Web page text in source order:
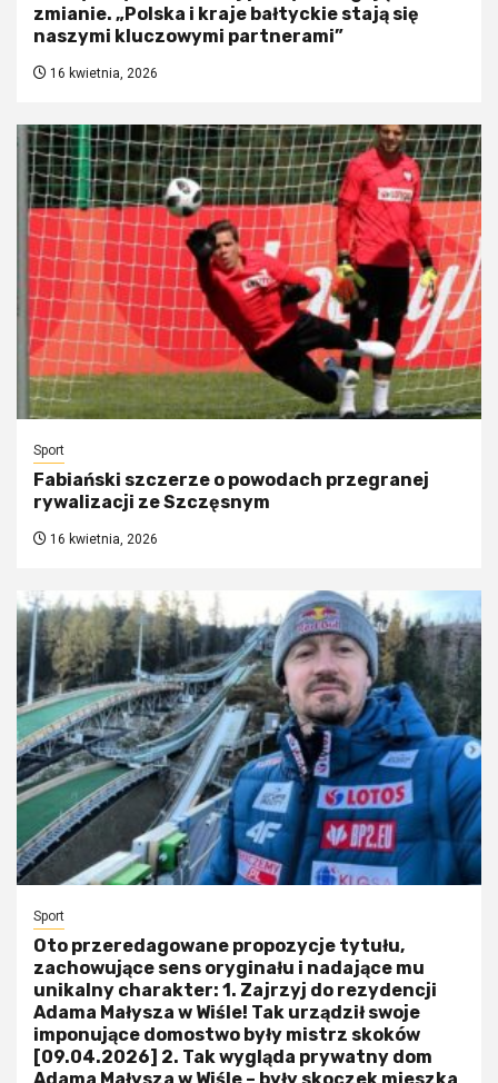
zmianie. „Polska i kraje bałtyckie stają się
naszymi kluczowymi partnerami”
16 kwietnia, 2026
Sport
Fabiański szczerze o powodach przegranej
rywalizacji ze Szczęsnym
16 kwietnia, 2026
Sport
Oto przeredagowane propozycje tytułu,
zachowujące sens oryginału i nadające mu
unikalny charakter: 1. Zajrzyj do rezydencji
Adama Małysza w Wiśle! Tak urządził swoje
imponujące domostwo były mistrz skoków
[09.04.2026] 2. Tak wygląda prywatny dom
Adama Małysza w Wiśle – były skoczek mieszka